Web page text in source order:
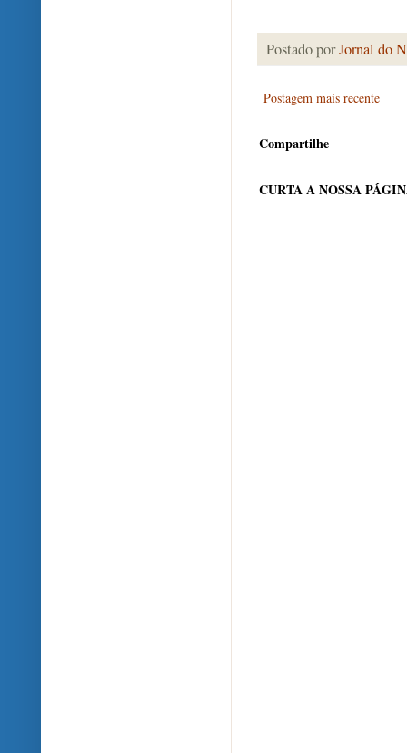
Postado porJornal do
Postagem mais recente
Compartilhe
CURTA A NOSSA